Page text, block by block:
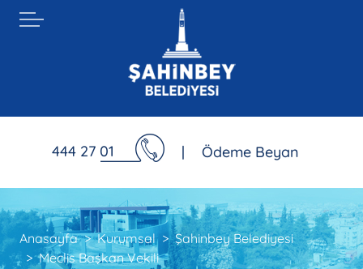
444 27 01 | Ödeme Beyan
Anasayfa Kurumsal
Şahinbey Belediyesi
Meclis Başkan Vekili